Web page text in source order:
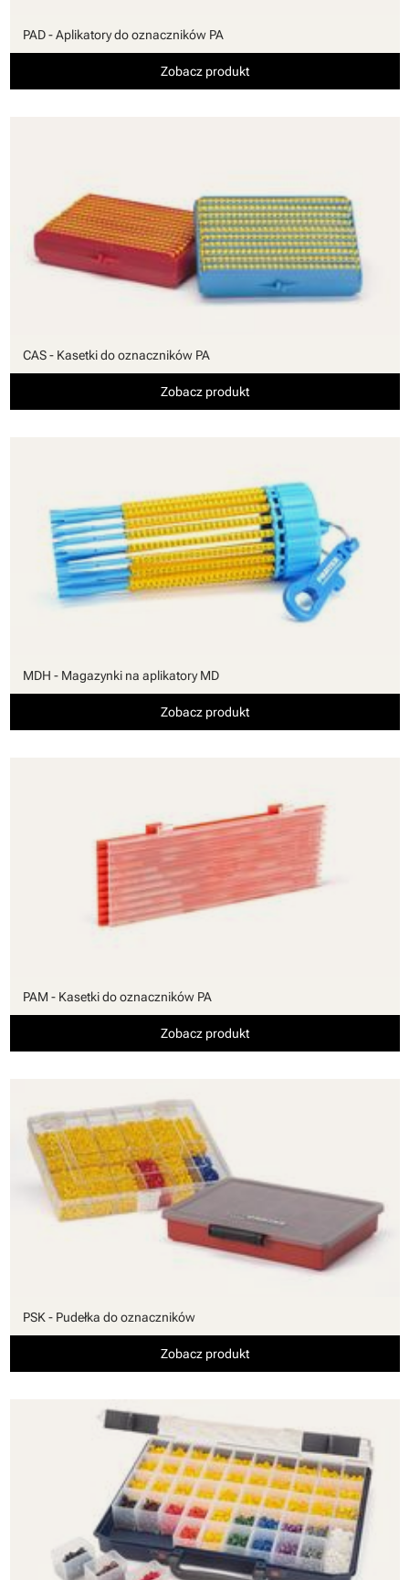
PAD - Aplikatory do oznaczników PA
Zobacz produkt
CAS - Kasetki do oznaczników PA
Zobacz produkt
MDH - Magazynki na aplikatory MD
Zobacz produkt
PAM - Kasetki do oznaczników PA
Zobacz produkt
PSK - Pudełka do oznaczników
Zobacz produkt